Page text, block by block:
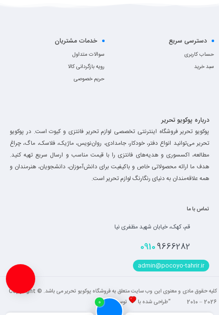
0
دسترسی سریع
حساب کاربری
سبد خرید
خدمات مشتریان
سوالات متداول
رویه بازگردانی کالا
حریم خصوصی
درباره پوکویو تحریر
پوکویو تحریر فروشگاه اینترنتی تخصصی لوازم تحریر فانتزی و کیوت است. در پوکویو
تحریر می‌توانید انواع دفتر، خودکار، جامدادی، روان‌نویس، ماژیک، فلاسک، ماگ، چراغ
مطالعه، اکسسوری و هدیه‌های فانتزی را با قیمت مناسب و ارسال سریع تهیه کنید.
هدف ما ارائه محصولاتی خاص و باکیفیت برای دانش‌آموزان، دانشجویان، هنرمندان و
همه علاقه‌مندان به دنیای رنگارنگ لوازم تحریر است.
تماس با ما
قم، کهک، خیابان شهید مظفری نیا
09109666282
admin@pocoyo-tahrir.ir
کلیه حقوق مادی و معنوی این وب سایت متعلق به فروشگاه پوکویو تحریر می باشد. Copyright ©
2010 – 2026 “طراحی شده با
توسط فاضل “